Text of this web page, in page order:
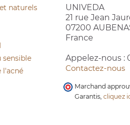
naturels
sensible
l'acné
UNIVEDA
21 rue Jean
07200
France
Appelez-nous :
Contactez-nous
Marchand
Garantis, cliquez